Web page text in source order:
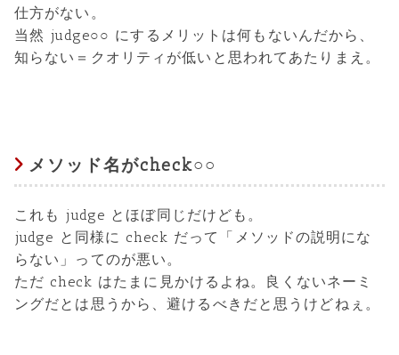
仕方がない。
当然 judge○○ にするメリットは何もないんだから、
知らない＝クオリティが低いと思われてあたりまえ。
メソッド名がcheck○○
これも judge とほぼ同じだけども。
judge と同様に check だって「メソッドの説明にな
らない」ってのが悪い。
ただ check はたまに見かけるよね。良くないネーミ
ングだとは思うから、避けるべきだと思うけどねぇ。